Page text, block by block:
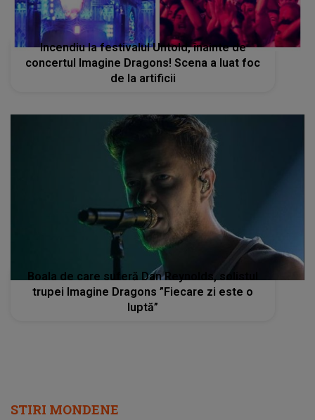
Incendiu la festivalul Untold, înainte de
concertul Imagine Dragons! Scena a luat foc
de la artificii
Boala de care suferă Dan Reynolds, solistul
trupei Imagine Dragons ”Fiecare zi este o
luptă”
STIRI MONDENE